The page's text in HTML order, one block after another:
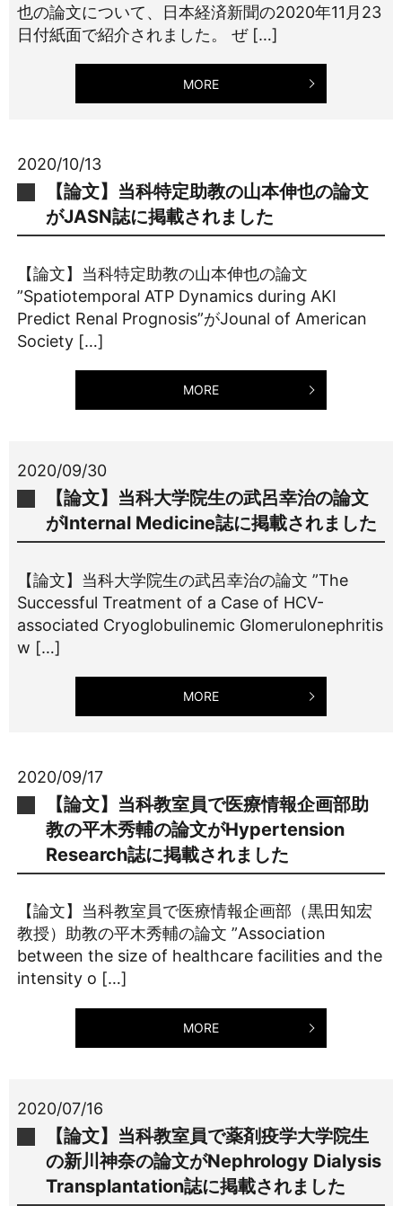
也の論文について、日本経済新聞の2020年11月23
日付紙面で紹介されました。 ぜ […]
MORE
2020/10/13
【論文】当科特定助教の山本伸也の論文
がJASN誌に掲載されました
【論文】当科特定助教の山本伸也の論文
”Spatiotemporal ATP Dynamics during AKI
Predict Renal Prognosis”がJounal of American
Society […]
MORE
2020/09/30
【論文】当科大学院生の武呂幸治の論文
がInternal Medicine誌に掲載されました
【論文】当科大学院生の武呂幸治の論文 ”The
Successful Treatment of a Case of HCV-
associated Cryoglobulinemic Glomerulonephritis
w […]
MORE
2020/09/17
【論文】当科教室員で医療情報企画部助
教の平木秀輔の論文がHypertension
Research誌に掲載されました
【論文】当科教室員で医療情報企画部（黒田知宏
教授）助教の平木秀輔の論文 ”Association
between the size of healthcare facilities and the
intensity o […]
MORE
2020/07/16
【論文】当科教室員で薬剤疫学大学院生
の新川神奈の論文がNephrology Dialysis
Transplantation誌に掲載されました